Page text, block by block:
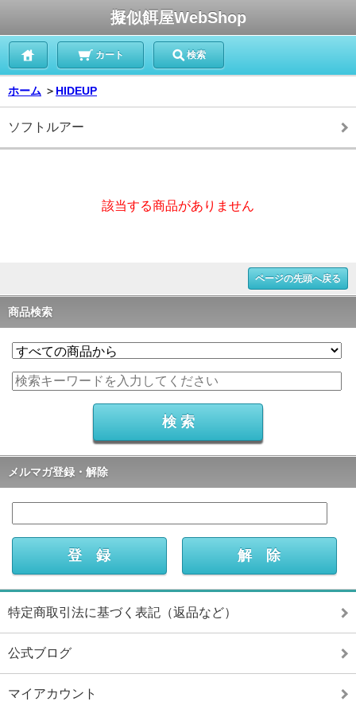
擬似餌屋WebShop
カート 検索
ホーム ＞ HIDEUP
ソフトルアー
該当する商品がありません
ページの先頭へ戻る
商品検索
メルマガ登録・解除
特定商取引法に基づく表記（返品など）
公式ブログ
マイアカウント